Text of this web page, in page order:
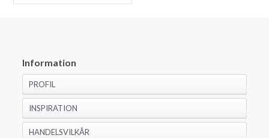
Information
PROFIL
INSPIRATION
HANDELSVILKÅR